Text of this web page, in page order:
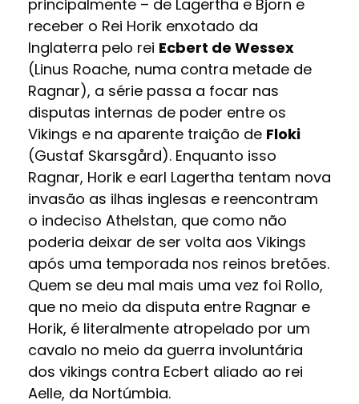
principalmente – de Lagertha e Bjorn e
receber o Rei Horik enxotado da
Inglaterra pelo rei Ecbert de Wessex
(Linus Roache, numa contra metade de
Ragnar), a série passa a focar nas
disputas internas de poder entre os
Vikings e na aparente traição de Floki
(Gustaf Skarsgård). Enquanto isso
Ragnar, Horik e earl Lagertha tentam nova
invasão as ilhas inglesas e reencontram
o indeciso Athelstan, que como não
poderia deixar de ser volta aos Vikings
após uma temporada nos reinos bretões.
Quem se deu mal mais uma vez foi Rollo,
que no meio da disputa entre Ragnar e
Horik, é literalmente atropelado por um
cavalo no meio da guerra involuntária
dos vikings contra Ecbert aliado ao rei
Aelle, da Nortúmbia.